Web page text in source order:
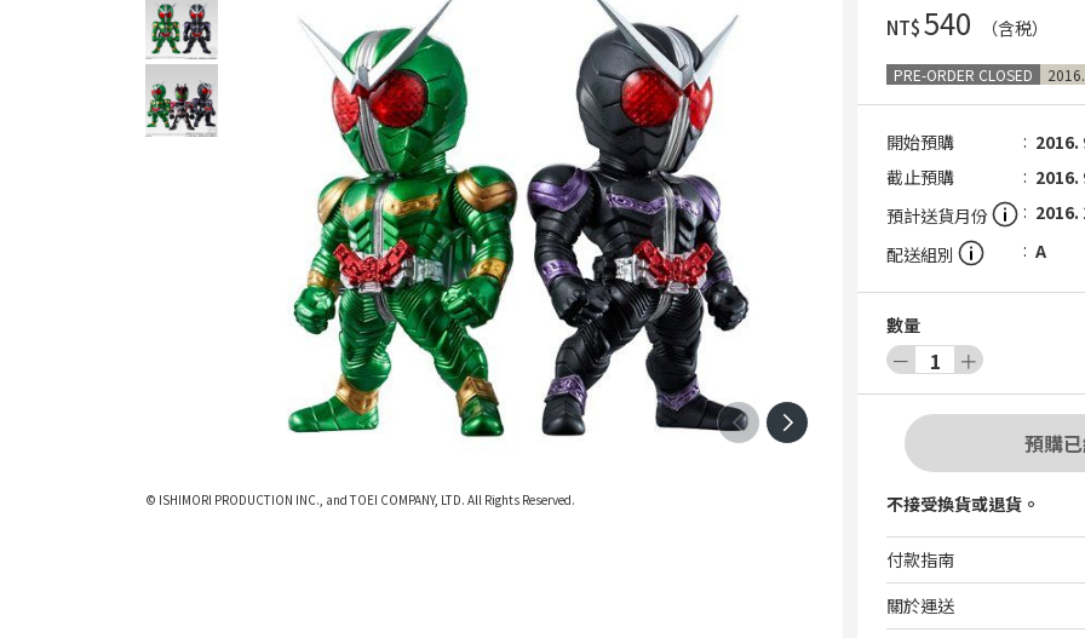
© ISHIMORI PRODUCTION INC., and TOEI COMPANY, LTD. All Rights Reserved.
NT$‌540 （含税）
PRE-ORDER CLOSED
開始預購
2016.
截止預購
2016.
預計送貨月份
2016.
配送組別
A
數量
－ 1 ＋
預購
不接受換貨或退貨。
付款指南
關於運送